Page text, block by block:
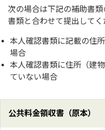
次の場合は下記の補助書類
書類と合わせて提出してく
本人確認書類に記載の住
場合
本人確認書類に住所（建
ていない場合
公共料金領収書（原本）